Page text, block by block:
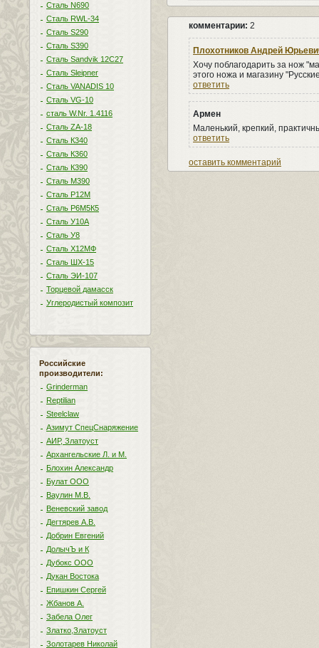
Сталь N690
Сталь RWL-34
Сталь S290
Сталь S390
Сталь Sandvik 12C27
Сталь Sleipner
Сталь VANADIS 10
Сталь VG-10
сталь W.Nr. 1.4116
Сталь ZA-18
Сталь К340
Сталь К360
Сталь К390
Сталь М390
Сталь Р12М
Сталь Р6М5К5
Сталь У10А
Сталь У8
Сталь Х12МФ
Сталь ШХ-15
Сталь ЭИ-107
Торцевой дамасск
Углеродистый композит
Российские
производители:
Grinderman
Reptilian
Steelclaw
Азимут СпецСнаряжение
АИР, Златоуст
Архангельские Л. и М.
Блохин Александр
Булат ООО
Ваулин М.В.
Веневский завод
Дегтярев А.В.
Добрин Евгений
ДолычЪ и К
Дубокс ООО
Дукан Востока
Епишкин Сергей
Жбанов А.
Забела Олег
Златко,Златоуст
Золотарев Николай
комментарии: 2
Плохотников Андрей
Хочу поблагодарить за нож
этого ножа и магазину
ответить
Армен
Маленький, крепкий,
ответить
оставить комментарий